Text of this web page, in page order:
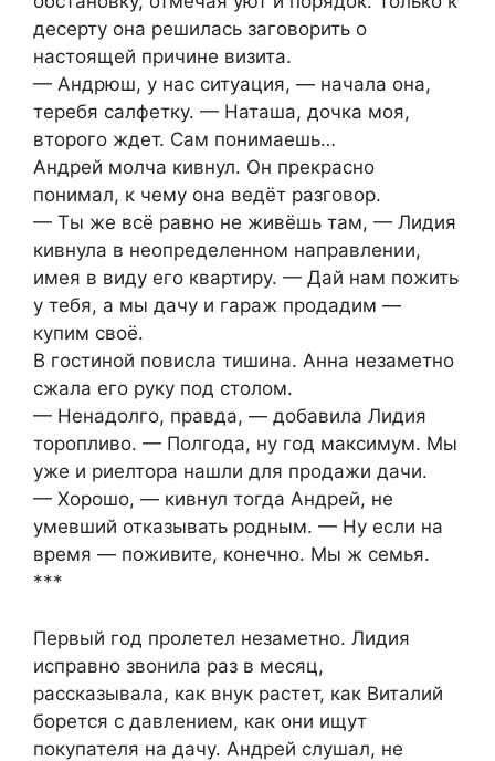
десерту она решилась заговорить о
настоящей причине визита.
— Андрюш, у нас ситуация, — начала она,
теребя салфетку. — Наташа, дочка моя,
второго ждет. Сам понимаешь…
Андрей молча кивнул. Он прекрасно
понимал, к чему она ведёт разговор.
— Ты же всё равно не живёшь там, — Лидия
кивнула в неопределенном направлении,
имея в виду его квартиру. — Дай нам пожить
у тебя, а мы дачу и гараж продадим —
купим своё.
В гостиной повисла тишина. Анна незаметно
сжала его руку под столом.
— Ненадолго, правда, — добавила Лидия
торопливо. — Полгода, ну год максимум. Мы
уже и риелтора нашли для продажи дачи.
— Хорошо, — кивнул тогда Андрей, не
умевший отказывать родным. — Ну если на
время — поживите, конечно. Мы ж семья.
***
Первый год пролетел незаметно. Лидия
исправно звонила раз в месяц,
рассказывала, как внук растет, как Виталий
борется с давлением, как они ищут
покупателя на дачу. Андрей слушал, не